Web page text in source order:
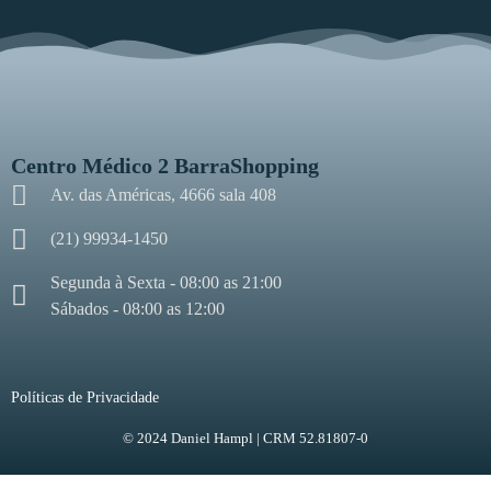
Centro Médico 2 BarraShopping
Av. das Américas, 4666 sala 408
(21) 99934-1450
Segunda à Sexta - 08:00 as 21:00
Sábados - 08:00 as 12:00
Políticas de Privacidade
© 2024 Daniel Hampl | CRM 52.81807-0